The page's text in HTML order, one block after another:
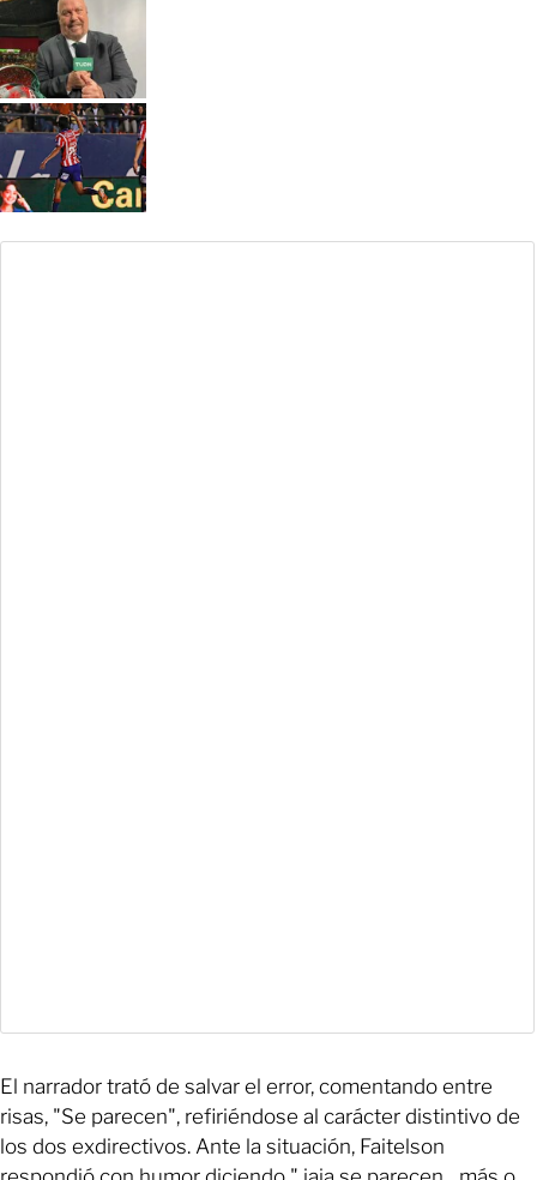
El narrador trató de salvar el error, comentando entre
risas, "Se parecen", refiriéndose al carácter distintivo de
los dos exdirectivos. Ante la situación, Faitelson